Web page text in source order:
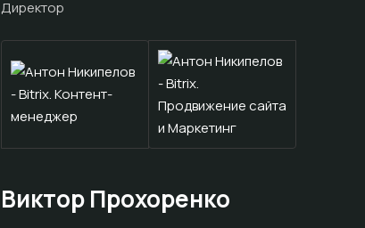
Директор
Виктор Прохоренко